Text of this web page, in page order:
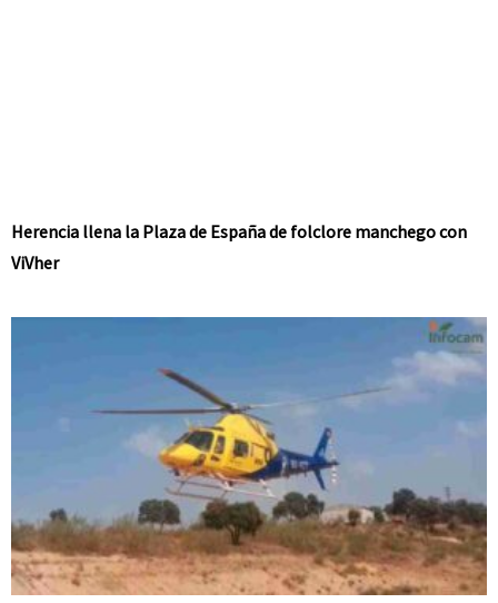
Herencia llena la Plaza de España de folclore manchego con
ViVher